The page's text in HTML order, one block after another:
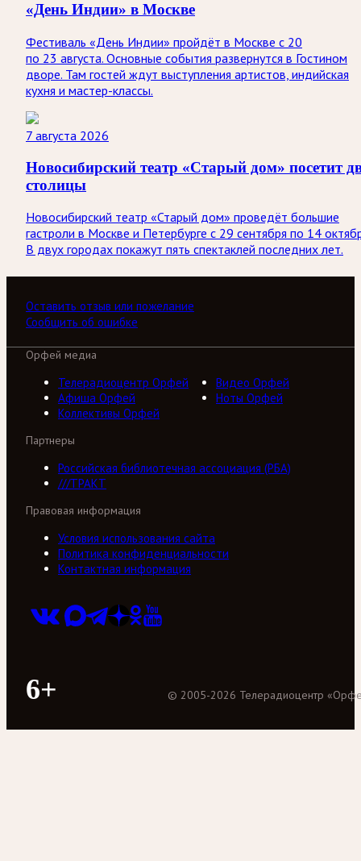
«День Индии» в Москве
Фестиваль «День Индии» пройдёт в Москве с 20
по 23 августа. Основные события развернутся в Гостином
дворе. Там гостей ждут выступления артистов, индийская
кухня и мастер-классы.
7 августа 2026
Новосибирский театр «Старый дом» посетит
столицы
Новосибирский театр «Старый дом» проведёт большие
гастроли в Москве и Петербурге с 29 сентября по 14
В двух городах покажут пять спектаклей последних лет.
Оставить отзыв или пожелание
Сообщить об ошибке
Орфей медиа
Телерадиоцентр Орфей
Видео Орфей
Афиша Орфей
Ноты Орфей
Коллективы Орфей
Партнеры
Российская библиотечная ассоциация (РБА)
///ТРАКТ
Правовая информация
Условия использования сайта
Политика конфиденциальности
Контактная информация
6+ © 2005-2026 Телерадиоцентр